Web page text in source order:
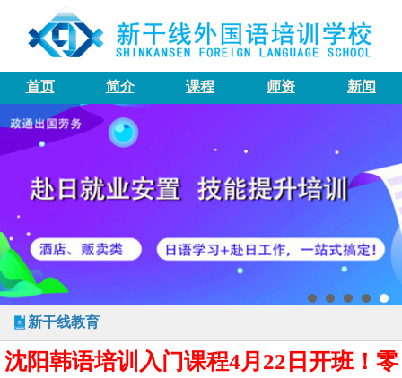
首页 简介 课程 师资 新闻
新干线教育
沈阳韩语培训入门课程4月22日开班！零